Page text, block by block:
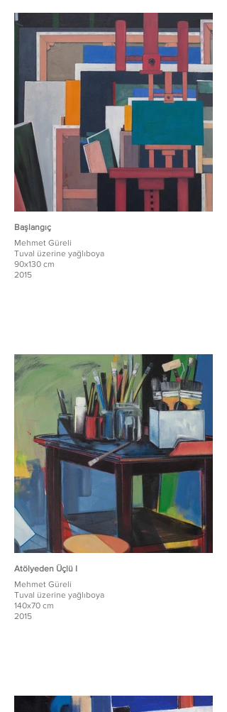
Başlangıç
Mehmet Güreli
Tuval üzerine yağlıboya
90x130 cm
2015
Atölyeden Üçlü I
Mehmet Güreli
Tuval üzerine yağlıboya
140x70 cm
2015